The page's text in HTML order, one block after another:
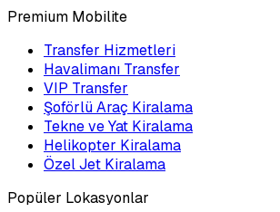
Premium Mobilite
Transfer Hizmetleri
Havalimanı Transfer
VIP Transfer
Şoförlü Araç Kiralama
Tekne ve Yat Kiralama
Helikopter Kiralama
Özel Jet Kiralama
Popüler Lokasyonlar